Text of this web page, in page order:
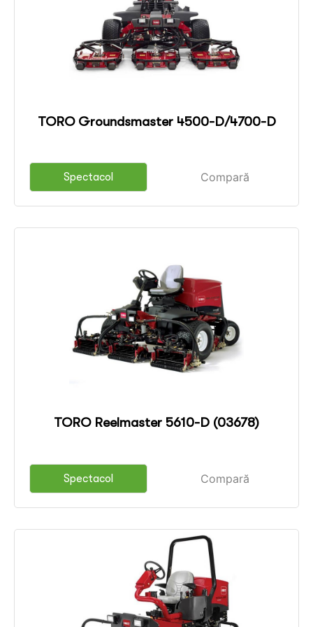
TORO Groundsmaster 4500-D/4700-D
Spectacol Compară
TORO Reelmaster 5610-D (03678)
Spectacol Compară